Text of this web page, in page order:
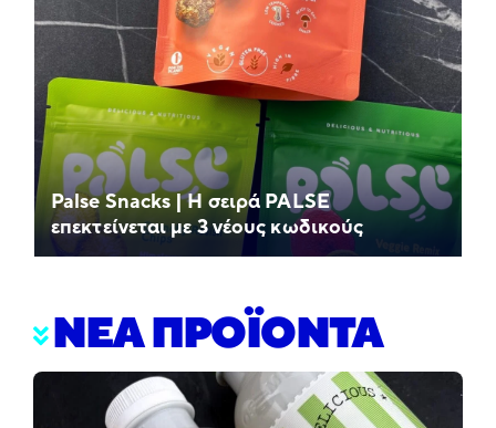
Palse Snacks | Η σειρά PALSE
επεκτείνεται με 3 νέους κωδικούς
ΝΕΑ ΠΡΟΪΟΝΤΑ